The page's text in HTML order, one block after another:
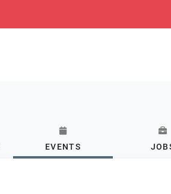
EVENTS